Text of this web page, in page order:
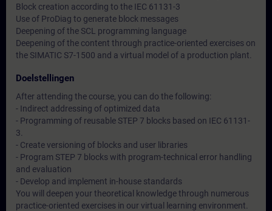
Block creation according to the IEC 61131-3
Use of ProDiag to generate block messages
Deepening of the SCL programming language
Deepening of the content through practice-oriented exercises on
the SIMATIC S7-1500 and a virtual model of a production plant.
Doelstellingen
After attending the course, you can do the following:
- Indirect addressing of optimized data
- Programming of reusable STEP 7 blocks based on IEC 61131-
3.
- Create versioning of blocks and user libraries
- Program STEP 7 blocks with program-technical error handling
and evaluation
- Develop and implement in-house standards
You will deepen your theoretical knowledge through numerous
practice-oriented exercises in our virtual learning environment.